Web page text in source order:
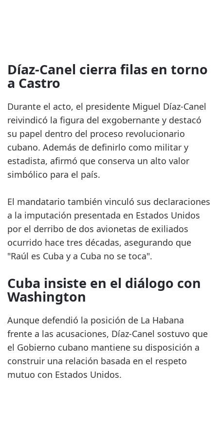
Díaz-Canel cierra filas en torno
a Castro
Durante el acto, el presidente Miguel Díaz-Canel
reivindicó la figura del exgobernante y destacó
su papel dentro del proceso revolucionario
cubano. Además de definirlo como militar y
estadista, afirmó que conserva un alto valor
simbólico para el país.
El mandatario también vinculó sus declaraciones
a la imputación presentada en Estados Unidos
por el derribo de dos avionetas de exiliados
ocurrido hace tres décadas, asegurando que
"Raúl es Cuba y a Cuba no se toca".
Cuba insiste en el diálogo con
Washington
Aunque defendió la posición de La Habana
frente a las acusaciones, Díaz-Canel sostuvo que
el Gobierno cubano mantiene su disposición a
construir una relación basada en el respeto
mutuo con Estados Unidos.